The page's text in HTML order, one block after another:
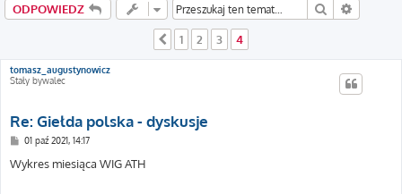
ODPOWIEDZ Szukaj
Poprzednia
1 2 3 4
tomasz_augustynowicz
Stały bywalec
Re: Giełda polska - dyskusje
P
s
t
01 paź 2021, 14:17
Wykres miesiąca WIG ATH